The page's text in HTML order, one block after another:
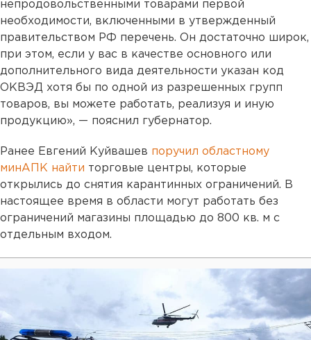
непродовольственными товарами первой
необходимости, включенными в утвержденный
правительством РФ перечень. Он достаточно широк,
при этом, если у вас в качестве основного или
дополнительного вида деятельности указан код
ОКВЭД хотя бы по одной из разрешенных групп
товаров, вы можете работать, реализуя и иную
продукцию», — пояснил губернатор.
Ранее Евгений Куйвашев поручил областному
минАПК найти торговые центры, которые
открылись до снятия карантинных ограничений. В
настоящее время в области могут работать без
ограничений магазины площадью до 800 кв. м с
отдельным входом.